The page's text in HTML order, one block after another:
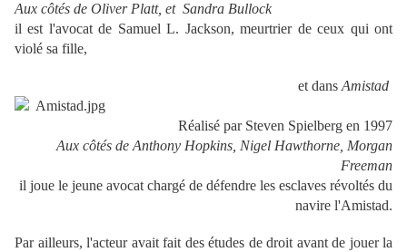
Aux côtés de Oliver Platt, et Sandra Bullock
il est l'avocat de Samuel L. Jackson, meurtrier de ceux qui ont
violé sa fille,
et dans Amistad
Réalisé par Steven Spielberg en 1997
Aux côtés de Anthony Hopkins, Nigel Hawthorne, Morgan
Freeman
il joue le jeune avocat chargé de défendre les esclaves révoltés du
navire l'Amistad.
Par ailleurs, l'acteur avait fait des études de droit avant de jouer la